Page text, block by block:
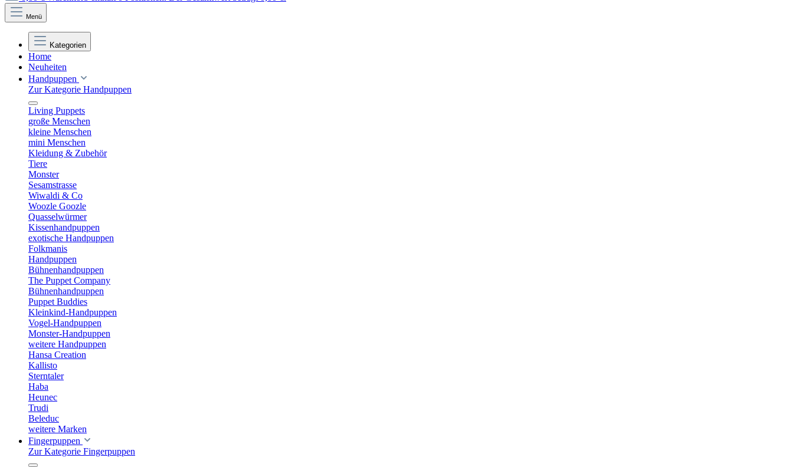
Menü
Kategorien
Home
Neuheiten
Handpuppen
Zur Kategorie Handpuppen
Living Puppets
große Menschen
kleine Menschen
mini Menschen
Kleidung & Zubehör
Tiere
Monster
Sesamstrasse
Wiwaldi & Co
Woozle Goozle
Quasselwürmer
Kissenhandpuppen
exotische Handpuppen
Folkmanis
Handpuppen
Bühnenhandpuppen
The Puppet Company
Bühnenhandpuppen
Puppet Buddies
Kleinkind-Handpuppen
Vogel-Handpuppen
Monster-Handpuppen
weitere Handpuppen
Hansa Creation
Kallisto
Sterntaler
Haba
Heunec
Trudi
Beleduc
weitere Marken
Fingerpuppen
Zur Kategorie Fingerpuppen